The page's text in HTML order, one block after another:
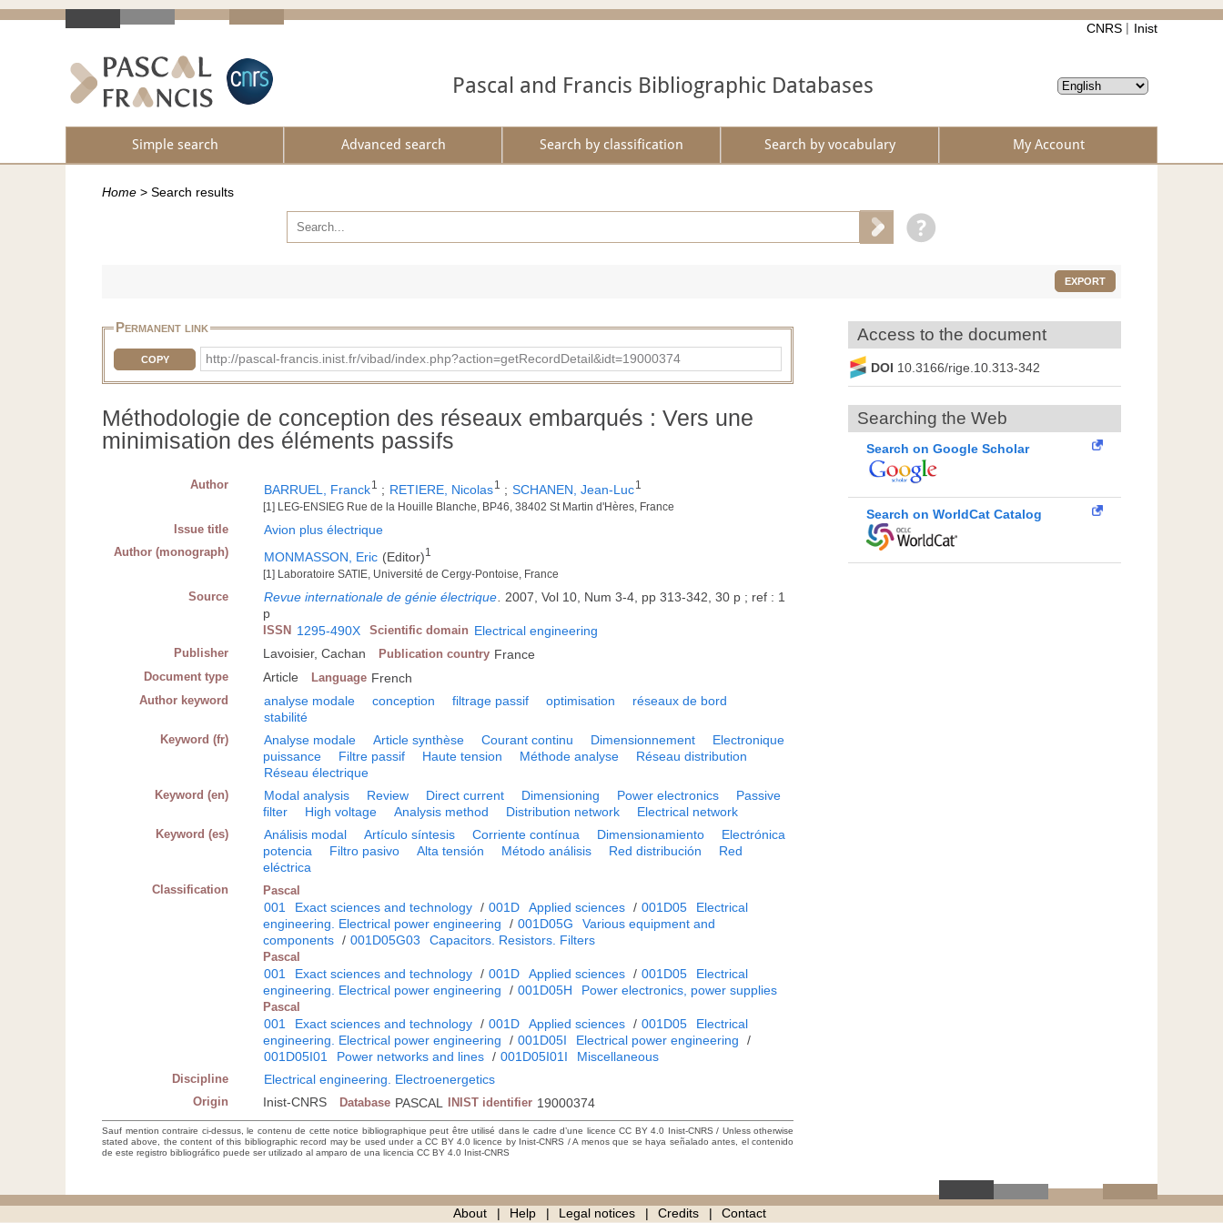
CNRS Inist
Pascal and Francis Bibliographic Databases
Simple search Advanced search Search by classification Search by vocabulary My Account
Home > Search results
EXPORT
Permanent link
COPY http://pascal-francis.inist.fr/vibad/index.php?action=getRecordDetail&idt=19000374
Méthodologie de conception des réseaux embarqués : Vers une
minimisation des éléments passifs
Author BARRUEL, Franck1 ; RETIERE, Nicolas1 ; SCHANEN, Jean-Luc1
[1] LEG-ENSIEG Rue de la Houille Blanche, BP46, 38402 St Martin d'Hères, France
Issue title Avion plus électrique
Author (monograph) MONMASSON, Eric (Editor)1
[1] Laboratoire SATIE, Université de Cergy-Pontoise, France
Source Revue internationale de génie électrique
2007, Vol 10, Num 3-4, pp 313-342, 30 p ; ref : 1
p
ISSN 1295-490X Scientific domain Electrical engineering
Publisher Lavoisier, Cachan Publication country France
Document type Article Language French
Author keyword analyse modale conception filtrage passif optimisation
réseaux de bord
stabilité
Keyword (fr) Analyse modale Article synthèse Courant continu Dimensionnement
Electronique
puissance
Filtre passif Haute tension Méthode analyse
Réseau distribution
Réseau électrique
Keyword (en) Modal analysis Review Direct current Dimensioning Power electronics
Passive
filter
High voltage Analysis method Distribution network Electrical network
Keyword (es) Análisis modal Artículo síntesis Corriente contínua Dimensionamiento
Electrónica
potencia
Filtro pasivo Alta tensión Método análisis Red distribución
Red
eléctrica
Classification Pascal
001 Exact sciences and technology / 001D Applied sciences / 001D05
Electrical
engineering. Electrical power engineering
/ 001D05G
Various equipment and
components / 001D05G03 Capacitors. Resistors. Filters
Pascal
001 Exact sciences and technology / 001D Applied sciences / 001D05
Electrical
engineering. Electrical power engineering
/ 001D05H Power electronics, power supplies
Pascal
001 Exact sciences and technology / 001D Applied sciences / 001D05
Electrical
engineering. Electrical power engineering
/ 001D05I Electrical power engineering
/
001D05I01
Power networks and lines / 001D05I01I Miscellaneous
Discipline Electrical engineering. Electroenergetics
Origin Inist-CNRS Database PASCAL INIST identifier 19000374
Sauf mention contraire ci-dessus, le contenu de cette notice bibliographique peut être utilisé dans le cadre d’une licence CC BY 4.0 Inist-CNRS / Unless otherwise
stated above, the content of this bibliographic record may be used under a CC BY 4.0 licence by Inist-CNRS / A menos que se haya señalado antes, el contenido
de este registro bibliográfico puede ser utilizado al amparo de una licencia CC BY 4.0 Inist-CNRS
Access to the document
DOI 10.3166/rige.10.313-342
Searching the Web
Search on Google Scholar
Search on WorldCat Catalog
About Help Legal notices Credits Contact